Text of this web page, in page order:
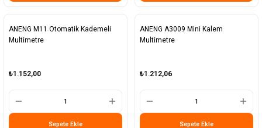
ANENG M11 Otomatik Kademeli
Multimetre
₺1.152,00
Sepete Ekle
ANENG A3009 Mini Kalem
Multimetre
₺1.212,06
Sepete Ekle